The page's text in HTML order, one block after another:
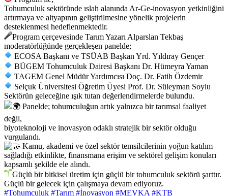
Tohumculuk sektöründe ıslah alanında Ar-Ge-inovasyon yetkinliğini
artırmaya ve altyapının geliştirilmesine yönelik projelerin
desteklenmesi hedeflenmektedir.
Program çerçevesinde Tarım Yazarı Alparslan Tekbaş
moderatörlüğünde gerçekleşen panelde;
ECOSA Başkanı ve TSÜAB Başkan Yrd. Yıldıray Gençer
BÜGEM Tohumculuk Dairesi Başkanı Dr. Hümeyra Yaman
TAGEM Genel Müdür Yardımcısı Doç. Dr. Fatih Özdemir
Selçuk Üniversitesi Öğretim Üyesi Prof. Dr. Süleyman Soylu
Sektörün geleceğine ışık tutan değerlendirmelerde bulundu.
Panelde; tohumculuğun artık yalnızca bir tarımsal faaliyet
değil,
biyoteknoloji ve inovasyon odaklı stratejik bir sektör olduğu
vurgulandı.
Kamu, akademi ve özel sektör temsilcilerinin yoğun katılım
sağladığı etkinlikte, finansmana erişim ve sektörel gelişim konuları
kapsamlı şekilde ele alındı.
Güçlü bir bitkisel üretim için güçlü bir tohumculuk sektörü şarttır.
Güçlü bir gelecek için çalışmaya devam ediyoruz.
#Tohumculuk #Tarım #İnovasyon #MEVKA #KTB